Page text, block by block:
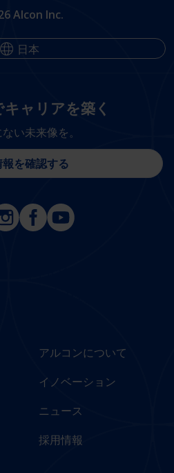
Alcon Inc.
ャリアを築く
い未来像を。
を確認する
アルコンについて
イノベーション
ニュース
採用情報
日本